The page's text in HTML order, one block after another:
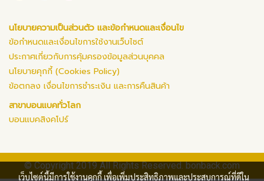
นโยบายความเป็นส่วนตัว และข้อกำหนดและเงื่อนไข
ข้อกำหนดและเงื่อนไขการใช้งานเว็บไซต์
ประกาศเกี่ยวกับการคุ้มครองข้อมูลส่วนบุคคล
นโยบายคุกกี้ (Cookies Policy)
ข้อตกลง เงื่อนไขการชำระเงิน และการคืนสินค้า
สาขาบอนแบคทั่วโลก
บอนแบคสิงคโปร์
© Copyright 2019 All Rights Reserved. bonback.com
เว็บไซต์นี้มีการใช้งานคุกกี้ เพื่อเพิ่มประสิทธิภาพและประสบการณ์ที่ดีใน